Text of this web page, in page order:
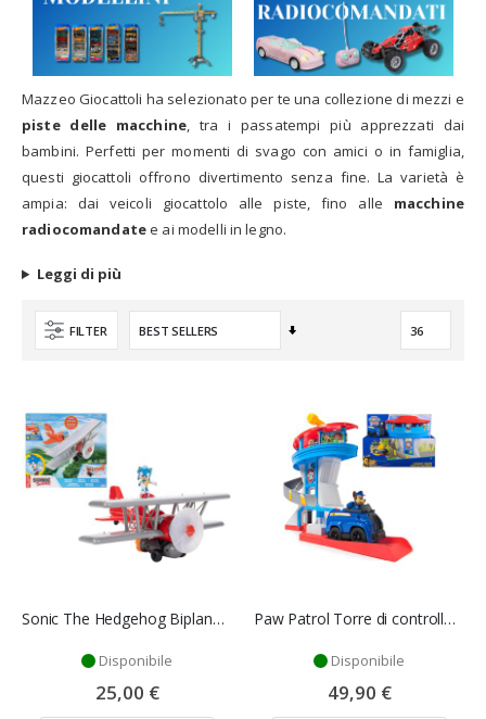
Mazzeo Giocattoli ha selezionato per te una collezione di mezzi e
piste delle macchine, tra i passatempi più apprezzati dai
bambini. Perfetti per momenti di svago con amici o in famiglia,
questi giocattoli offrono divertimento senza fine. La varietà è
ampia: dai veicoli giocattolo alle piste, fino alle macchine
radiocomandatee ai modelli in legno.
Leggi di più
FILTER
Imposta
Sonic The Hedgehog Biplano Tornado Jakks Pacific
Disponibile
25,00 €
Paw Patrol Torre di controllo - Spin Master
Disponibile
49,90 €